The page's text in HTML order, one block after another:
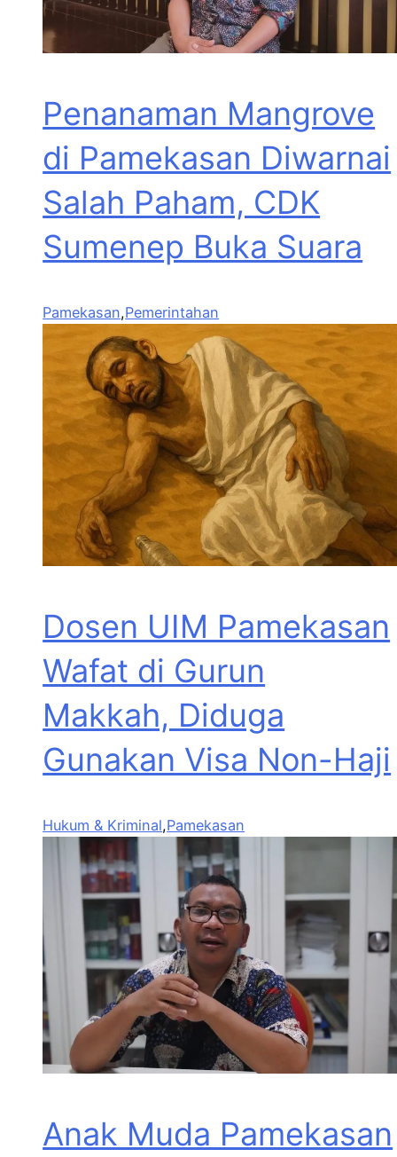
Penanaman Mangrove
di Pamekasan Diwarnai
Salah Paham, CDK
Sumenep Buka Suara
Pamekasan,Pemerintahan
Dosen UIM Pamekasan
Wafat di Gurun
Makkah, Diduga
Gunakan Visa Non-Haji
Hukum & Kriminal,Pamekasan
Anak Muda Pamekasan